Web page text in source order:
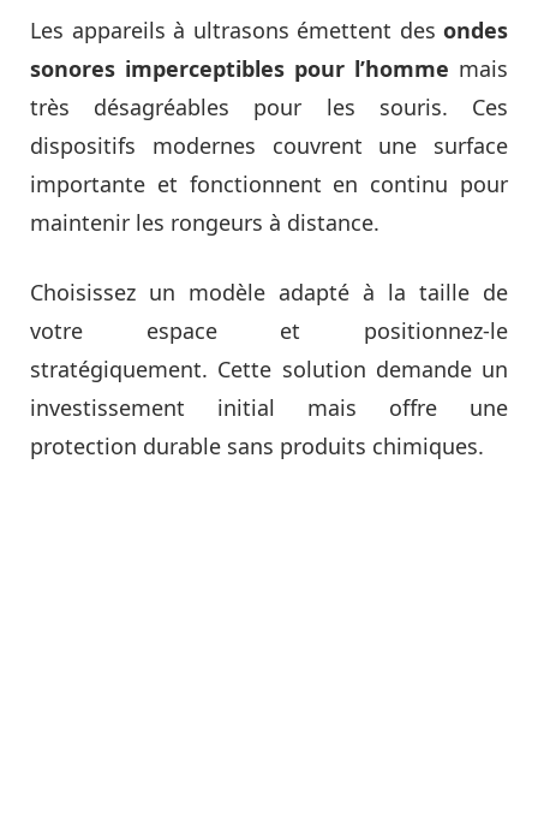
Les appareils à ultrasons émettent des ondes
sonores imperceptibles pour l’homme mais
très désagréables pour les souris. Ces
dispositifs modernes couvrent une surface
importante et fonctionnent en continu pour
maintenir les rongeurs à distance.
Choisissez un modèle adapté à la taille de
votre espace et positionnez-le
stratégiquement. Cette solution demande un
investissement initial mais offre une
protection durable sans produits chimiques.